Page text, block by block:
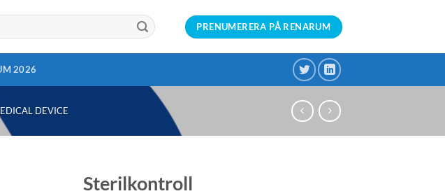
PRENUMERERA PÅ RENARUM
2026
DEVICE
Sterilkontroll